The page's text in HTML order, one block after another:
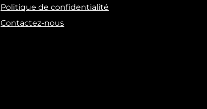
Politique de confidentialité
Contactez-nous